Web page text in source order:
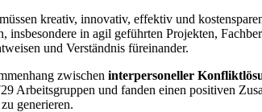
kreativ, innovativ, effektiv und
in agil geführten Projekten,
und Verständnis füreinander.
zwischen interpersoneller
Arbeitsgruppen und fanden einen positiven
generieren.